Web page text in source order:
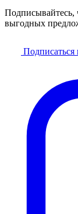
Подписывайтесь,
выгодных
Подписаться